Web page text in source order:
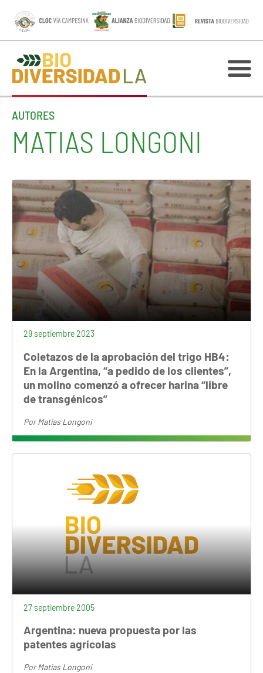
AUTORES
MATIAS LONGONI
29 septiembre 2023
Coletazos de la aprobación del trigo HB4:
En la Argentina, “a pedido de los clientes”,
un molino comenzó a ofrecer harina “libre
de transgénicos”
PorMatias Longoni
27 septiembre 2005
Argentina: nueva propuesta por las
patentes agrícolas
PorMatias Longoni